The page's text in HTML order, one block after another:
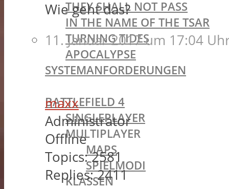
THEY SHALL NOT PASS
IN THE NAME OF THE TSAR
TURNING TIDES
APOCALYPSE
SYSTEMANFORDERUNGEN
BATTLEFIELD 4
SINGLEPLAYER
MULTIPLAYER
MAPS
SPIELMODI
KLASSEN
Wie geht das?
11. Januar 2017 um 17:04
maxx
Administrator
Offline
Topics: 2581
Replies: 2411